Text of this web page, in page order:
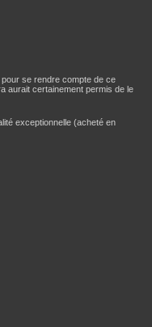
se rendre compte de ce
aurait certainement permis de le
exceptionnelle (acheté en